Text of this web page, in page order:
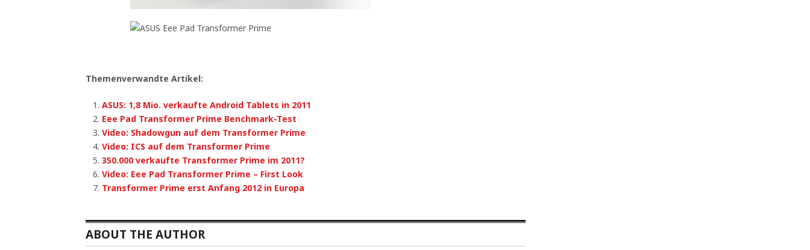
Themenverwandte Artikel:
ASUS: 1,8 Mio. verkaufte Android Tablets in 2011
Eee Pad Transformer Prime Benchmark-Test
Video: Shadowgun auf dem Transformer Prime
Video: ICS auf dem Transformer Prime
350.000 verkaufte Transformer Prime im 2011?
Video: Eee Pad Transformer Prime – First Look
Transformer Prime erst Anfang 2012 in Europa
ABOUT THE AUTHOR